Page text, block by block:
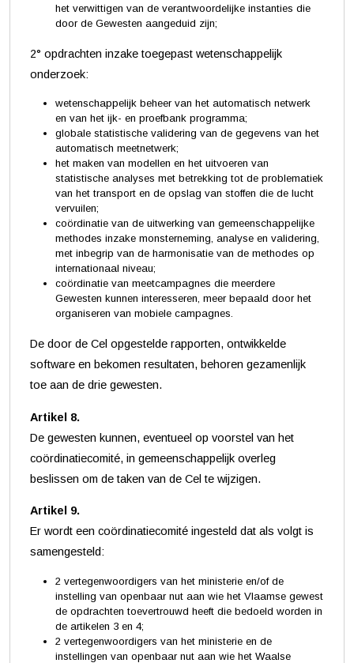
het verwittigen van de verantwoordelijke instanties die
door de Gewesten aangeduid zijn;
2° opdrachten inzake toegepast wetenschappelijk
onderzoek:
wetenschappelijk beheer van het automatisch netwerk
en van het ijk- en proefbank programma;
globale statistische validering van de gegevens van het
automatisch meetnetwerk;
het maken van modellen en het uitvoeren van
statistische analyses met betrekking tot de problematiek
van het transport en de opslag van stoffen die de lucht
vervuilen;
coördinatie van de uitwerking van gemeenschappelijke
methodes inzake monsterneming, analyse en validering,
met inbegrip van de harmonisatie van de methodes op
internationaal niveau;
coördinatie van meetcampagnes die meerdere
Gewesten kunnen interesseren, meer bepaald door het
organiseren van mobiele campagnes.
De door de Cel opgestelde rapporten, ontwikkelde
software en bekomen resultaten, behoren gezamenlijk
toe aan de drie gewesten.
Artikel 8.
De gewesten kunnen, eventueel op voorstel van het
coördinatiecomité, in gemeenschappelijk overleg
beslissen om de taken van de Cel te wijzigen.
Artikel 9.
Er wordt een coördinatiecomité ingesteld dat als volgt is
samengesteld:
2 vertegenwoordigers van het ministerie en/of de
instelling van openbaar nut aan wie het Vlaamse gewest
de opdrachten toevertrouwd heeft die bedoeld worden in
de artikelen 3 en 4;
2 vertegenwoordigers van het ministerie en de
instellingen van openbaar nut aan wie het Waalse